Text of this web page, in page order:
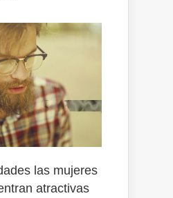
las mujeres
atractivas